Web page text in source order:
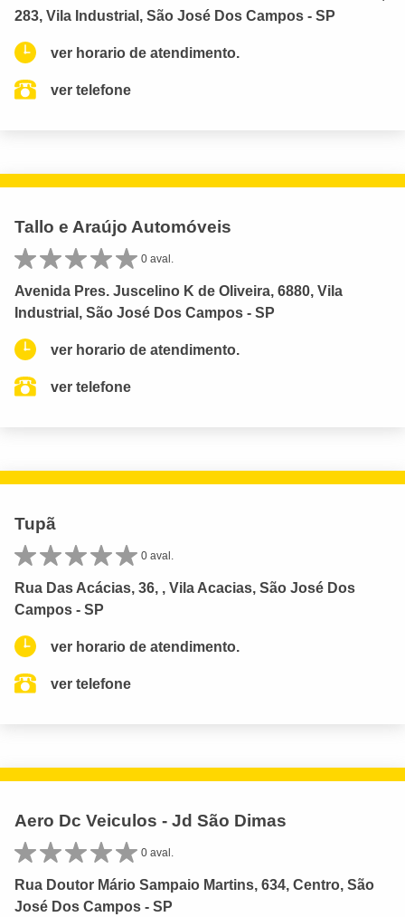
283, Vila Industrial, São José Dos Campos - SP
ver horario de atendimento.
ver telefone
Tallo e Araújo Automóveis
0 aval.
Avenida Pres. Juscelino K de Oliveira, 6880, Vila
Industrial, São José Dos Campos - SP
ver horario de atendimento.
ver telefone
Tupã
0 aval.
Rua Das Acácias, 36, , Vila Acacias, São José Dos
Campos - SP
ver horario de atendimento.
ver telefone
Aero Dc Veiculos - Jd São Dimas
0 aval.
Rua Doutor Mário Sampaio Martins, 634, Centro, São
José Dos Campos - SP